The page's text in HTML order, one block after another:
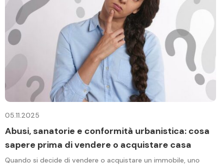
05.11.2025
Abusi, sanatorie e conformità urbanistica: cosa
sapere prima di vendere o acquistare casa
Quando si decide di vendere o acquistare un immobile, uno